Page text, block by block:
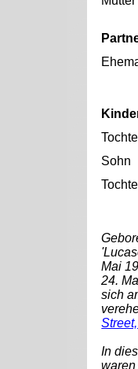
Sohn
Mai
24.
sich
In